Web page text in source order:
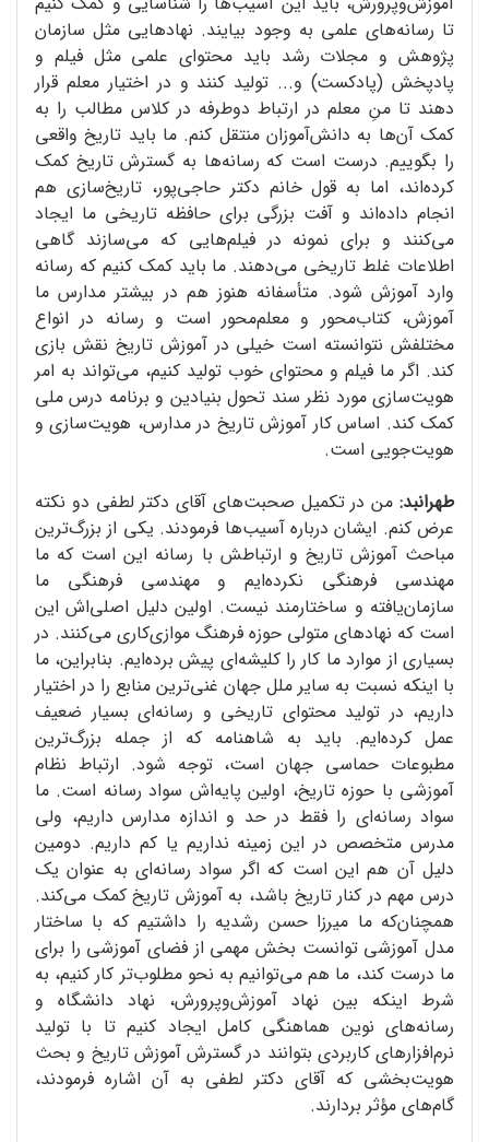
تا رسانه‌های علمی به وجود بیایند. نهادهایی مثل سازمان
پژوهش و مجلات رشد باید محتوای علمی مثل فیلم و
پادپخش (پادکست) و... تولید کنند و در اختیار معلم قرار
دهند تا منِ معلم در ارتباط دوطرفه در کلاس مطالب را به
کمک آن‌ها به دانش‌آموزان منتقل کنم. ما باید تاریخ واقعی
را بگوییم. درست است که رسانه‌ها به گسترش تاریخ کمک
کرده‌اند، اما به قول خانم دکتر حاجی‌پور، تاریخ‌سازی هم
انجام داده‌اند و آفت بزرگی برای حافظه تاریخی ما ایجاد
می‌کنند و برای نمونه در فیلم‌هایی که می‌سازند گاهی
اطلاعات غلط تاریخی می‌دهند. ما باید کمک کنیم که رسانه
وارد آموزش شود. متأسفانه هنوز هم در بیشتر مدارس ما
آموزش، کتاب‌محور و معلم‌محور است و رسانه در انواع
مختلفش نتوانسته است خیلی در آموزش تاریخ نقش بازی
کند. اگر ما فیلم و محتوای خوب تولید کنیم، می‌تواند به امر
هویت‌سازی مورد نظر سند تحول بنیادین و برنامه درس ملی
کمک کند. اساس کار آموزش تاریخ در مدارس، هویت‌سازی و
هویت‌جویی است.
طهرانبد: من در تکمیل صحبت‌های آقای دکتر لطفی دو نکته
عرض کنم. ایشان درباره آسیب‌ها فرمودند. یکی از بزرگ‌ترین
مباحث آموزش تاریخ و ارتباطش با رسانه این است که ما
مهندسی فرهنگی نکرده‌ایم و مهندسی فرهنگی ما
سازمان‌یافته و ساختارمند نیست. اولین دلیل اصلی‌اش این
است که نهادهای متولی حوزه فرهنگ موازی‌کاری می‌کنند. در
بسیاری از موارد ما کار را کلیشه‌ای پیش برده‌ایم. بنابراین، ما
با اینکه نسبت به سایر ملل جهان غنی‌ترین منابع را در اختیار
داریم، در تولید محتوای تاریخی و رسانه‌ای بسیار ضعیف
عمل کرده‌ایم. باید به شاهنامه که از جمله بزرگ‌ترین
مطبوعات حماسی جهان است، توجه شود. ارتباط نظام
آموزشی با حوزه تاریخ، اولین پایه‌اش سواد رسانه است. ما
سواد رسانه‌ای را فقط در حد و اندازه مدارس داریم، ولی
مدرس متخصص در این زمینه نداریم یا کم داریم. دومین
دلیل آن هم این است که اگر سواد رسانه‌ای به عنوان یک
درس مهم در کنار تاریخ باشد، به آموزش تاریخ کمک می‌کند.
همچنان‌که ما میرزا حسن رشدیه را داشتیم که با ساختار
مدل آموزشی توانست بخش مهمی از فضای آموزشی را برای
ما درست کند، ما هم می‌توانیم به نحو مطلوب‌تر کار کنیم، به
شرط اینکه بین نهاد آموزش‌و‌پرورش، نهاد دانشگاه و
رسانه‌های نوین هماهنگی کامل ایجاد کنیم تا با تولید
نرم‌افزارهای کاربردی بتوانند در گسترش آموزش تاریخ و بحث
هویت‌بخشی که آقای دکتر لطفی به آن اشاره فرمودند،
گام‌های مؤثر بردارند.